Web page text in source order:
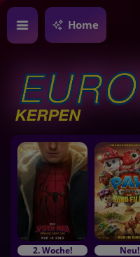
Home
2. Woche! Neu!